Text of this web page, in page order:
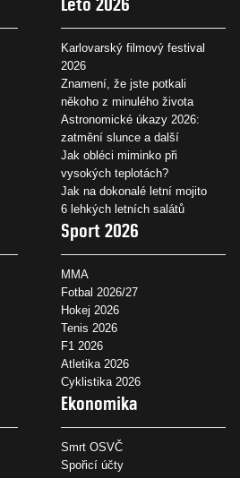
Karlovarský filmový festival
2026
Znamení, že jste potkali
někoho z minulého života
Astronomické úkazy 2026:
zatmění slunce a další
Jak obléci miminko při
vysokých teplotách?
Jak na dokonalé letní mojito
6 lehkých letních salátů
Sport 2026
MMA
Fotbal 2026/27
Hokej 2026
Tenis 2026
F1 2026
Atletika 2026
Cyklistika 2026
Ekonomika
Smrt OSVČ
Spořicí účty